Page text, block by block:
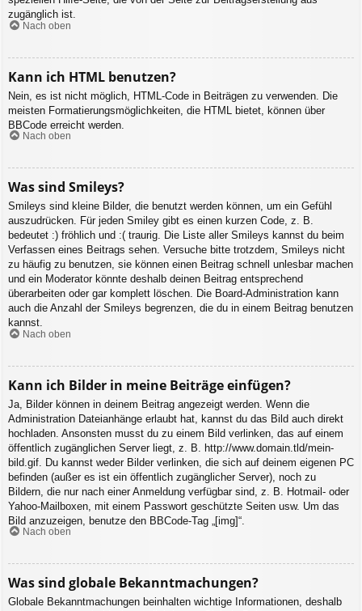
zugänglich ist.
Nach oben
Kann ich HTML benutzen?
Nein, es ist nicht möglich, HTML-Code in Beiträgen zu verwenden. Die
meisten Formatierungsmöglichkeiten, die HTML bietet, können über
BBCode erreicht werden.
Nach oben
Was sind Smileys?
Smileys sind kleine Bilder, die benutzt werden können, um ein Gefühl
auszudrücken. Für jeden Smiley gibt es einen kurzen Code, z. B.
bedeutet :) fröhlich und :( traurig. Die Liste aller Smileys kannst du beim
Verfassen eines Beitrags sehen. Versuche bitte trotzdem, Smileys nicht
zu häufig zu benutzen, sie können einen Beitrag schnell unlesbar machen
und ein Moderator könnte deshalb deinen Beitrag entsprechend
überarbeiten oder gar komplett löschen. Die Board-Administration kann
auch die Anzahl der Smileys begrenzen, die du in einem Beitrag benutzen
kannst.
Nach oben
Kann ich Bilder in meine Beiträge einfügen?
Ja, Bilder können in deinem Beitrag angezeigt werden. Wenn die
Administration Dateianhänge erlaubt hat, kannst du das Bild auch direkt
hochladen. Ansonsten musst du zu einem Bild verlinken, das auf einem
öffentlich zugänglichen Server liegt, z. B. http://www.domain.tld/mein-
bild.gif. Du kannst weder Bilder verlinken, die sich auf deinem eigenen PC
befinden (außer es ist ein öffentlich zugänglicher Server), noch zu
Bildern, die nur nach einer Anmeldung verfügbar sind, z. B. Hotmail- oder
Yahoo-Mailboxen, mit einem Passwort geschützte Seiten usw. Um das
Bild anzuzeigen, benutze den BBCode-Tag „[img]“.
Nach oben
Was sind globale Bekanntmachungen?
Globale Bekanntmachungen beinhalten wichtige Informationen, deshalb